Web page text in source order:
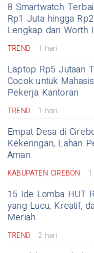
8 Smartwatch
Rp1 Juta hingga
Lengkap dan Worth
TREND 1 hari
Laptop Rp5 Jutaan
Cocok untuk
Pekerja Kantoran
TREND 1 hari
Empat Desa di
Kekeringan, Lahan
Aman
KABUPATEN CIREBON
15 Ide Lomba HUT
yang Lucu, Kreatif,
Meriah
TREND 2 hari